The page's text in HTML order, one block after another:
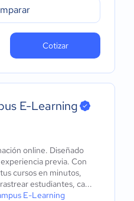
Cotizar
E-Learning
online. Diseñado
previa. Con
cursos en minutos,
estudiantes, ca...
E-Learning